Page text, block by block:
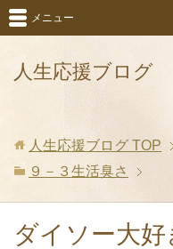
人生応援ブログ
メニュー
人生応援ブログ TOP
９－３生活臭さ
ダイソー大好